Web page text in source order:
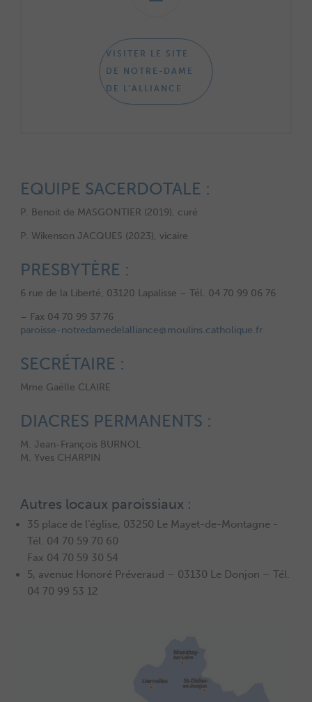
VISITER LE SITE
DE NOTRE-DAME
DE L’ALLIANCE
EQUIPE SACERDOTALE :
P. Benoit de MASGONTIER (2019), curé
P. Wikenson JACQUES (2023), vicaire
PRESBYTÈRE :
6 rue de la Liberté, 03120 Lapalisse – Tél. 04 70 99 06 76
– Fax 04 70 99 37 76
paroisse-notredamedelalliance@moulins.catholique.fr
SECRÉTAIRE :
Mme Gaëlle CLAIRE
DIACRES PERMANENTS :
M. Jean-François BURNOL
M. Yves CHARPIN
Autres locaux paroissiaux :
35 place de l’église, 03250 Le Mayet-de-Montagne -
Tél. 04 70 59 70 60
Fax 04 70 59 30 54
5, avenue Honoré Préveraud – 03130 Le Donjon – Tél.
04 70 99 53 12